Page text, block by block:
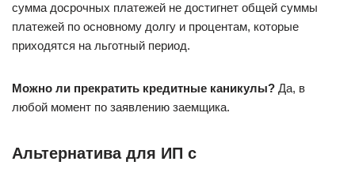
сумма досрочных платежей не достигнет общей суммы
платежей по основному долгу и процентам, которые
приходятся на льготный период.
Можно ли прекратить кредитные каникулы? Да, в
любой момент по заявлению заемщика.
Альтернатива для ИП с